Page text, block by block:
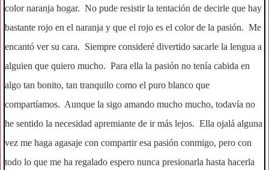
color naranja hogar. No pude resistir la tentación de decirle que hay
bastante rojo en el naranja y que el rojo es el color de la pasión. Me
encantó ver su cara. Siempre consideré divertido sacarle la lengua a
alguien que quiero mucho. Para ella la pasión no tenía cabida en
algo tan bonito, tan tranquilo como el puro blanco que
compartíamos. Aunque la sigo amando mucho mucho, todavía no
he sentido la necesidad apremiante de ir más lejos. Ella ojalá alguna
vez me haga agasaje con compartir esa pasión conmigo, pero con
todo lo que me ha regalado espero nunca presionarla hasta hacerla